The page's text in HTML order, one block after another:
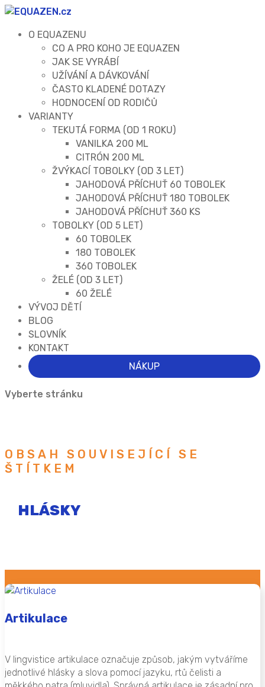
O EQUAZENU
CO A PRO KOHO JE EQUAZEN
JAK SE VYRÁBÍ
UŽÍVÁNÍ A DÁVKOVÁNÍ
ČASTO KLADENÉ DOTAZY
HODNOCENÍ OD RODIČŮ
VARIANTY
TEKUTÁ FORMA (OD 1 ROKU)
VANILKA 200 ML
CITRÓN 200 ML
ŽVÝKACÍ TOBOLKY (OD 3 LET)
JAHODOVÁ PŘÍCHUŤ 60 TOBOLEK
JAHODOVÁ PŘÍCHUŤ 180 TOBOLEK
JAHODOVÁ PŘÍCHUŤ 360 KS
TOBOLKY (OD 5 LET)
60 TOBOLEK
180 TOBOLEK
360 TOBOLEK
ŽELÉ (OD 3 LET)
60 ŽELÉ
VÝVOJ DĚTÍ
BLOG
SLOVNÍK
KONTAKT
NÁKUP
Vyberte stránku
OBSAH SOUVISEJÍCÍ SE
ŠTÍTKEM
HLÁSKY
Artikulace
V lingvistice artikulace označuje způsob, jakým vytváříme
jednotlivé hlásky a slova pomocí jazyku, rtů čelisti a